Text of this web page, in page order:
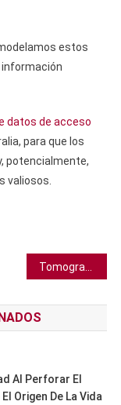
estos
datos de acceso
para que los
potencialmente,
valiosos.
Tomografías computarizadas revelan los últimos momentos de niños incas sacrificados como “mensajeros de los dioses”
Al Perforar El
Origen De La Vida